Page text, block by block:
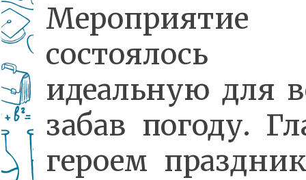
Мероприятие
идеальную для
забав погоду.
героем